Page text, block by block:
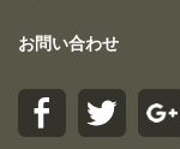
お問い合わせ